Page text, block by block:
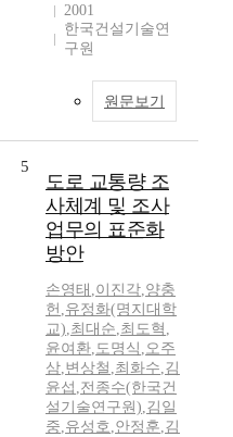
2001
한국건설기술연
구원
원문보기
5
도로 교통량 조
사체계 및 조사
업무의 표준화
방안
손영태 ,이진각,양충
헌 ,유정화(명지대학
교),최대순,최도혁 ,
윤여환,도명식 ,오주
삼,변상철 ,최화수,김
윤섭 ,전종수(한국건
설기술연구원),김일
중,유성호,안정훈,김